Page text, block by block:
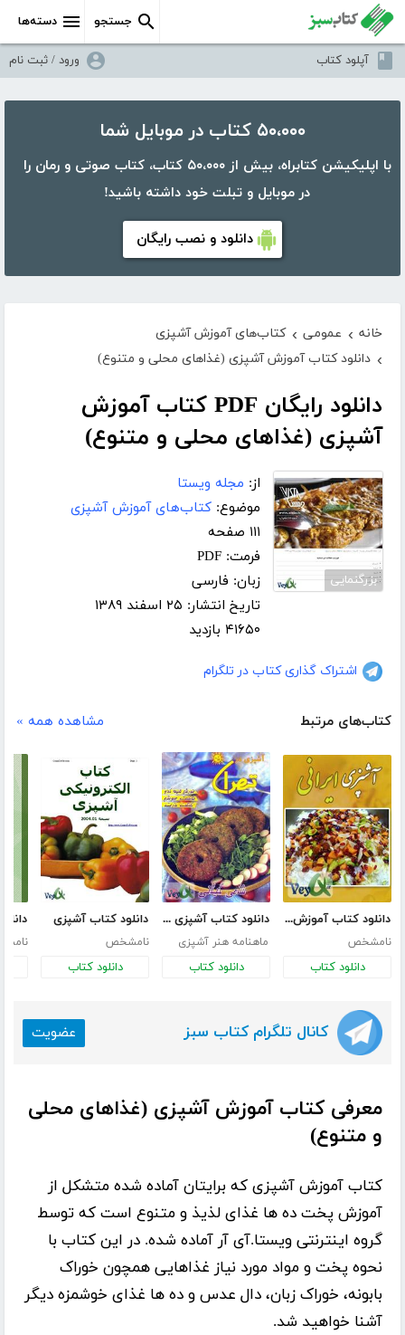
دسته‌ها جستجو
آپلود کتاب ورود / ثبت نام
۵۰،۰۰۰ کتاب در موبایل شما
با اپلیکیشن کتابراه، بیش از ۵۰،۰۰۰ کتاب، کتاب صوتی و رمان را
در موبایل و تبلت خود داشته باشید!
دانلود و نصب رایگان
خانه › عمومی › کتاب‌های آموزش آشپزی
› دانلود کتاب آموزش آشپزی (غذاهای محلی و متنوع)
دانلود رایگان PDF کتاب آموزش
آشپزی (غذاهای محلی و متنوع)
بزرگنمایی
از: مجله ویستا
موضوع: کتاب‌های آموزش آشپزی
۱۱۱ صفحه
فرمت: PDF
زبان: فارسی
تاریخ انتشار: ۲۵ اسفند ۱۳۸۹
۴۱۶۵۰ بازدید
اشتراک گذاری کتاب در تلگرام
کتاب‌های مرتبط مشاهده همه »
دانلود کتاب آموزش آشپزی ایرانی
نامشخص
دانلود کتاب
دانلود کتاب آشپزی در تهران
ماهنامه هنر آشپزی
دانلود کتاب
دانلود کتاب آشپزی
نامشخص
دانلود کتاب
کانال تلگرام کتاب سبز عضویت
معرفی کتاب آموزش آشپزی (غذاهای محلی
و متنوع)
کتاب آموزش آشپزی که برایتان آماده شده متشکل از
آموزش پخت ده ها غذای لذیذ و متنوع است که توسط
گروه اینترنتی ویستا.آی آر آماده شده. در این کتاب با
نحوه پخت و مواد مورد نیاز غذاهایی همچون خوراک
بابونه، خوراک زبان، دال عدس و ده ها غذای خوشمزه دیگر
آشنا خواهید شد.